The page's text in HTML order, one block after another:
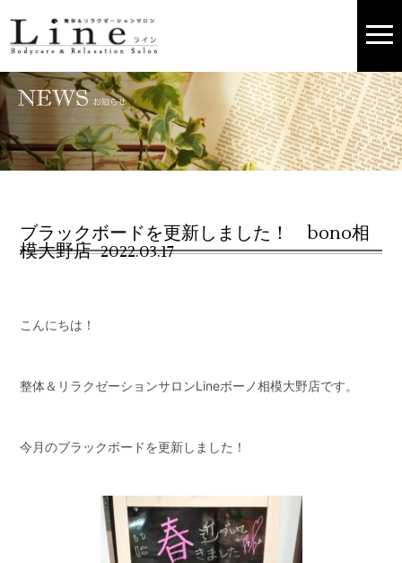
ブラックボードを更新しました！ bono相
模大野店 2022.03.17
こんにちは！
整体＆リラクゼーションサロンLineボーノ相模大野店です。
今月のブラックボードを更新しました！